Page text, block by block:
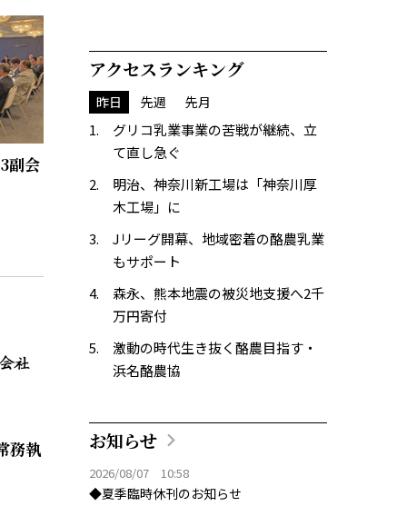
副会
務執
アクセスランキング
昨日 先週 先月
グリコ乳業事業の苦戦が継続、立
て直し急ぐ
明治、神奈川新工場は「神奈川厚
木工場」に
Jリーグ開幕、地域密着の酪農乳業
もサポート
森永、熊本地震の被災地支援へ2千
万円寄付
激動の時代生き抜く酪農目指す・
浜名酪農協
お知らせ
2026/08/07 10:58
◆夏季臨時休刊のお知らせ